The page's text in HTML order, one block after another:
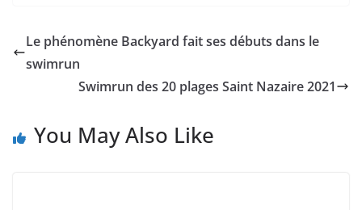
Le phénomène Backyard fait ses débuts dans le
swimrun
Swimrun des 20 plages Saint Nazaire 2021
You May Also Like